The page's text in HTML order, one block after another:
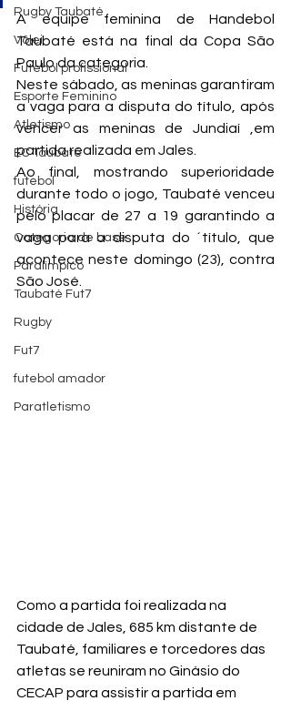
Rugby Taubaté
Vôlei
Futebol profissional
Esporte Feminino
Atletismo
EC Taubaté
futebol
História
Categoria de base
Paralímpico
Taubaté Fut7
Rugby
Fut7
futebol amador
Paratletismo
A equipe feminina de Handebol
Taubaté está na final da Copa São
Paulo da categoria.
Neste sábado, as meninas garantiram
a vaga para a disputa do título, após
vencer as meninas de Jundiaí ,em
partida realizada em Jales.
Ao final, mostrando superioridade
durante todo o jogo, Taubaté venceu
pelo placar de 27 a 19 garantindo a
vaga para a disputa do ´título, que
acontece neste domingo (23), contra
São José.
Como a partida foi realizada na
cidade de Jales, 685 km distante de
Taubaté, familiares e torcedores das
atletas se reuniram no Ginásio do
CECAP para assistir a partida em